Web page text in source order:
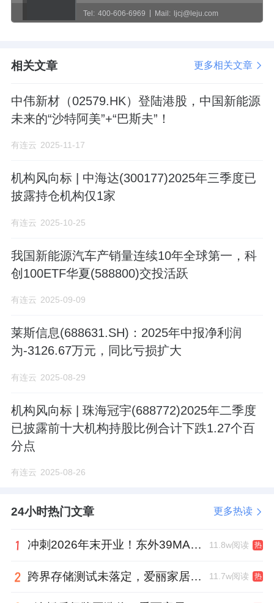
Tel: 400-606-6969 Mail: ljcj@leju.com
相关文章 更多相关文章
中伟新材（02579.HK）登陆港股，中国新能源
未来的“沙特阿美”+“巴斯夫”！
有连云 2025-11-17
机构风向标 | 中海达(300177)2025年三季度已
披露持仓机构仅1家
有连云 2025-10-25
我国新能源汽车产销量连续10年全球第一，科
创100ETF华夏(588800)交投活跃
有连云 2025-09-09
莱斯信息(688631.SH)：2025年中报净利润
为-3126.67万元，同比亏损扩大
有连云 2025-08-29
机构风向标 | 珠海冠宇(688772)2025年二季度
已披露前十大机构持股比例合计下跌1.27个百
分点
有连云 2025-08-26
24小时热门文章 更多热读
冲刺2026年末开业！东外39MALL全球招商启幕，重构东直门商圈格局 11.8w阅读 热
跨界存储测试未落定，爱丽家居复牌前自揭多重风险 11.7w阅读 热